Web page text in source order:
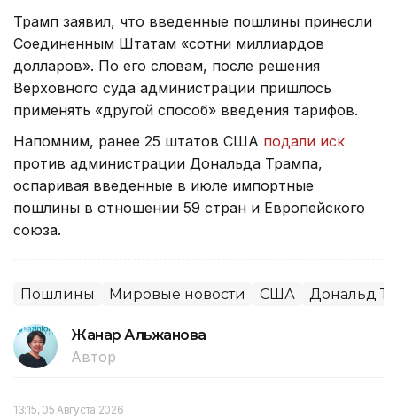
Трамп заявил, что введенные пошлины принесли
Соединенным Штатам «сотни миллиардов
долларов». По его словам, после решения
Верховного суда администрации пришлось
применять «другой способ» введения тарифов.
Напомним, ранее 25 штатов США подали иск
против администрации Дональда Трампа,
оспаривая введенные в июле импортные
пошлины в отношении 59 стран и Европейского
союза.
Пошлины Мировые новости США Дональд
Жанар Альжанова
Автор
13:15, 05 Августа 2026